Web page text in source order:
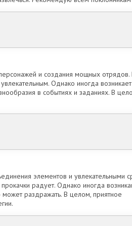
и создания мощных отрядов.
Однако иногда
в событиях и заданиях. В
элементов и увлекательными
радует. Однако иногда
раздражать. В целом, приятное